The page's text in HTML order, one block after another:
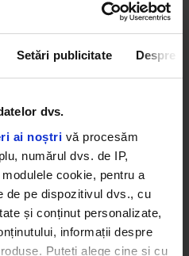
Setări publicitate Despre
dvs.
ai noștri vă procesăm
numărul dvs. de IP,
cookie, pentru a
de pe dispozitivul dvs., cu
și conținut personalizate,
informații despre
Puteți alege cine și cu